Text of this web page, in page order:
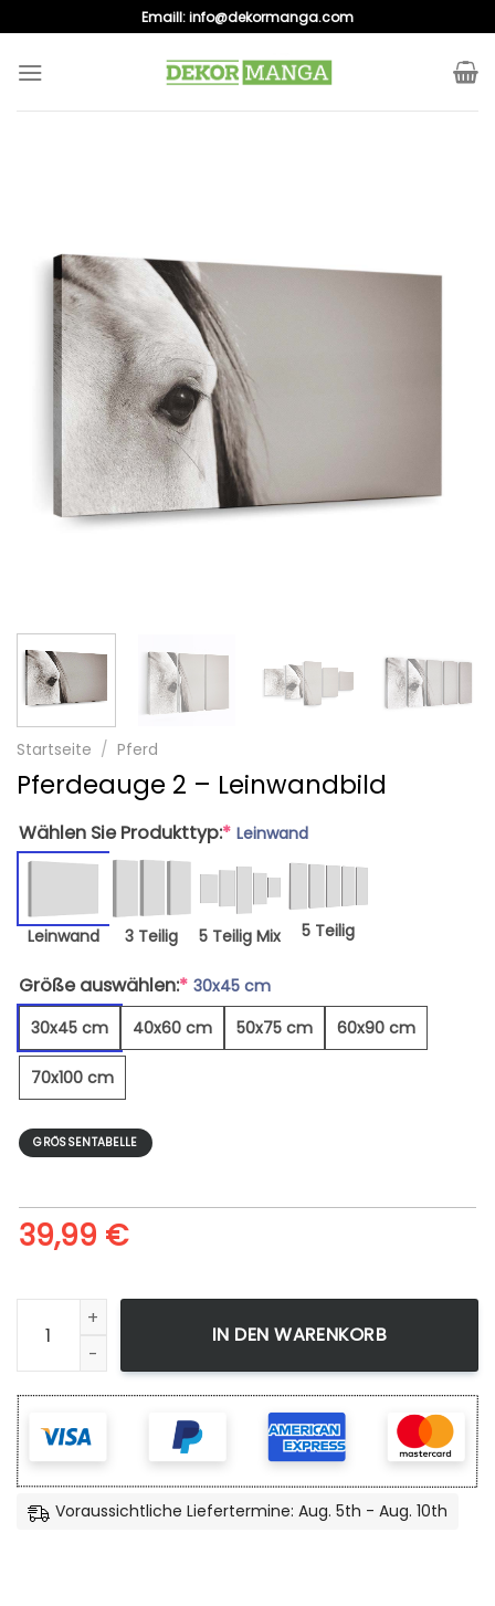
to
content
Emaill:info@dekormanga.com
Startseite / Pferd
Pferdeauge 2 – Leinwandbild
Wählen Sie Produkttyp:* Leinwand
Leinwand 3 Teilig 5 Teilig Mix 5 Teilig
Größe auswählen:* 30x45 cm
30x45 cm
40x60 cm 50x75 cm 60x90 cm
70x100 cm
GRÖSSENTABELLE
39,99 €
Pferdeauge 2 - Leinwandbild Menge
IN DEN WARENKORB
Voraussichtliche Liefertermine: Aug. 5th - Aug. 10th